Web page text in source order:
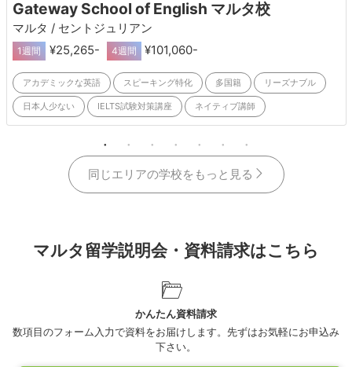
Gateway School of English マルタ校
マルタ / セントジュリアン
1週間 ¥25,265- 4週間 ¥101,060-
アカデミックな英語 スピーキング特化 多国籍 リーズナブル
日本人少ない IELTS試験対策講座 ネイティブ講師
同じエリアの学校をもっと見る
マルタ留学説明会・資料請求はこちら
かんたん資料請求
数項目のフォーム入力で資料をお届けします。先ずはお気軽にお申込み
下さい。